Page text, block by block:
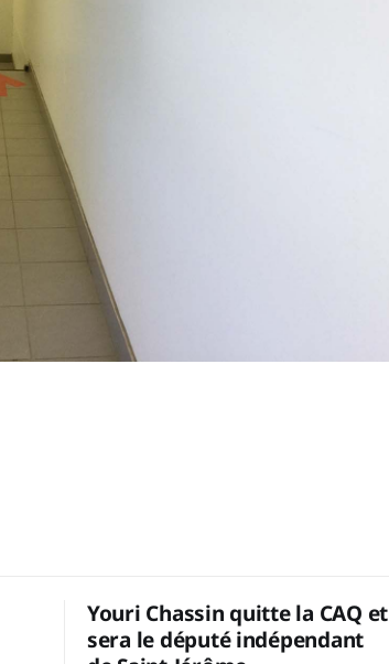
Youri Chassin quitte la CAQ et
sera le député indépendant